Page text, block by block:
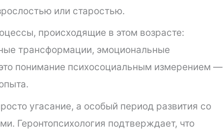
или старостью.
происходящие в этом возрасте:
трансформации, эмоциональные
понимание психосоциальным измерением —
угасание, а особый период развития со
Геронтопсихология подтверждает, что